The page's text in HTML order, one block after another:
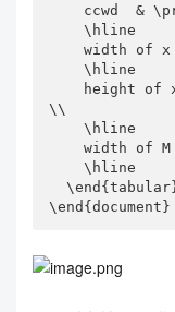
    \hline
    width of x  & \printlength{\widthofx} \\
    \hline
\\
    \hline
    width of M  & \printlength{\widthofM} \\
    \hline
  \end{tabular}
\end{document}